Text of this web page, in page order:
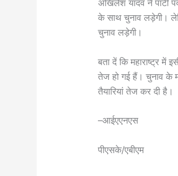
अखिलेश यादव ने पार्टी
के साथ चुनाव लड़ेगी।
चुनाव लड़ेगी।
बता दें कि महाराष्ट्र में
तेज हो गई हैं। चुनाव के
तैयारियां तेज कर दी है।
–आईएएनएस
पीएसके/एबीएम